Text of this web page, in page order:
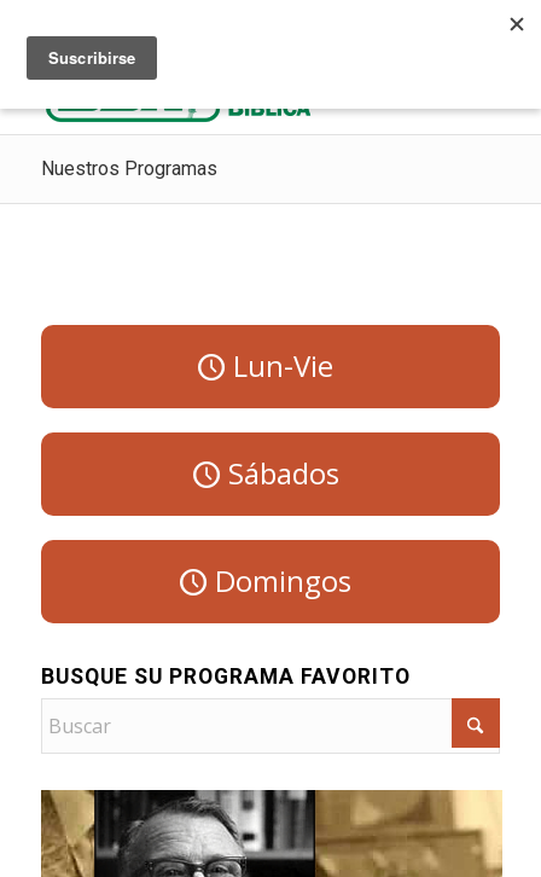
Nuestros Programas
Lun-Vie
Sábados
Domingos
BUSQUE SU PROGRAMA FAVORITO